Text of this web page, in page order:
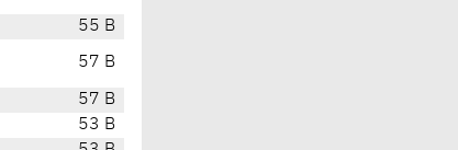
55 B
57 B
57 B
53 B